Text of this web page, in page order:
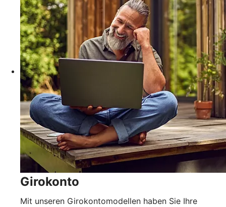
Girokonto
Mit unseren Girokontomodellen haben Sie Ihre